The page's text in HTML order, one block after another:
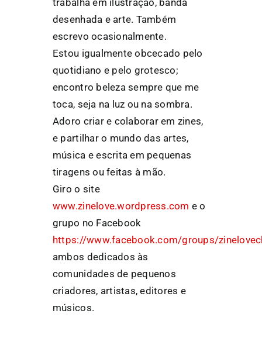
desenhada e arte. Também
escrevo ocasionalmente.
Estou igualmente obcecado pelo
quotidiano e pelo grotesco;
encontro beleza sempre que me
toca, seja na luz ou na sombra.
Adoro criar e colaborar em zines,
e partilhar o mundo das artes,
música e escrita em pequenas
tiragens ou feitas à mão.
Giro o site
www.zinelove.wordpress.com e o
grupo no Facebook
https://www.facebook.com/groups/
ambos dedicados às
comunidades de pequenos
criadores, artistas, editores e
músicos.